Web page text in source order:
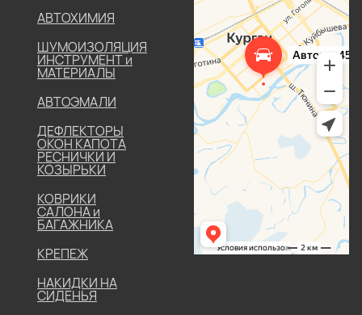
АВТОХИМИЯ
ШУМОИЗОЛЯЦИЯ
ИНСТРУМЕНТ и
МАТЕРИАЛЫ
АВТОЭМАЛИ
ДЕФЛЕКТОРЫ
ОКОН КАПОТА
РЕСНИЧКИ И
КОЗЫРЬКИ
КОВРИКИ
САЛОНА и
БАГАЖНИКА
КРЕПЕЖ
НАКИДКИ НА
СИДЕНЬЯ